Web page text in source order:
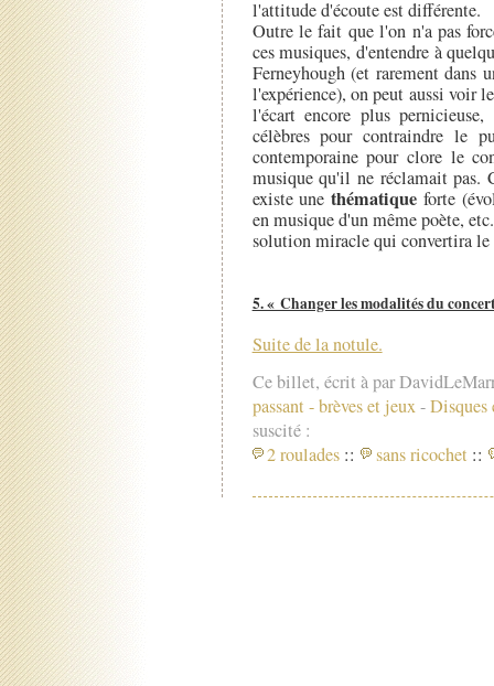
l'attitude d'écoute est différente.
Outre le fait que l'on n'a pas
ces musiques, d'entendre à
Ferneyhough (et rarement dans
l'expérience), on peut aussi voir
l'écart encore plus
célèbres pour contraindre le
contemporaine pour clore le
musique qu'il ne réclamait pas.
existe unethématique forte
en musique d'un même poète,
solution miracle qui convertira
5. « Changer les modalités du
Suite de la notule.
Ce billet, écrit à par
passant - brèves et jeux-Disques
suscité :
2 roulades :: sans ricochet ::